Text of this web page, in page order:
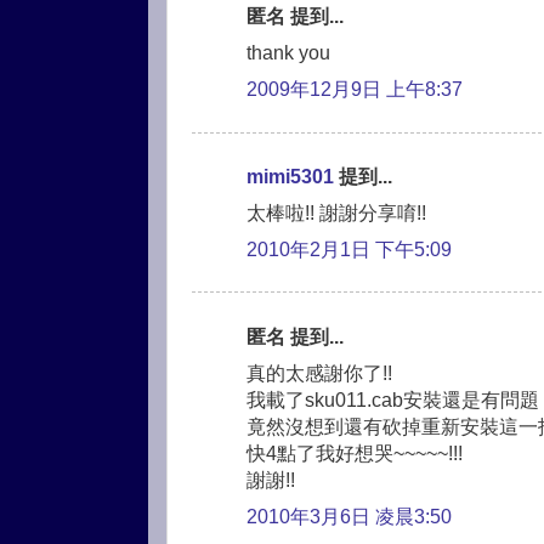
匿名 提到...
thank you
2009年12月9日 上午8:37
mimi5301 提到...
太棒啦!! 謝謝分享唷!!
2010年2月1日 下午5:09
匿名 提到...
真的太感謝你了!!
我載了sku011.cab安裝還是有問題
竟然沒想到還有砍掉重新安裝這一
快4點了我好想哭~~~~~!!!
謝謝!!
2010年3月6日 凌晨3:50